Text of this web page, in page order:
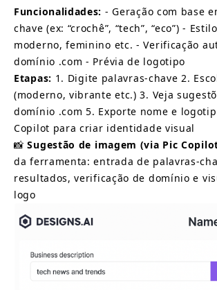
Funcionalidades: - Geração com base
chave (ex: “crochê”, “tech”, “eco”) -
moderno, feminino etc. - Verificação
domínio .com - Prévia de logotipo
Etapas: 1. Digite palavras-chave 2.
(moderno, vibrante etc.) 3. Veja
domínio .com 5. Exporte nome e
Copilot para criar identidade visual
📸 Sugestão de imagem (via Pic
da ferramenta: entrada de palavras-
resultados, verificação de domínio e
logo